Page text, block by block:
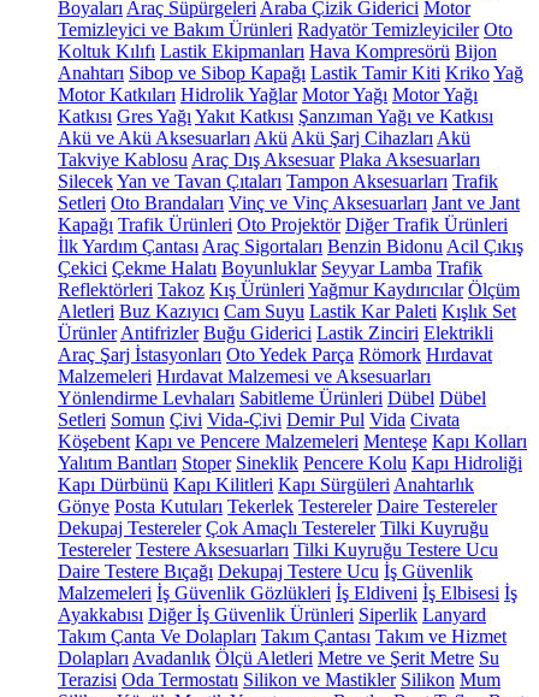
Boyaları Araç Süpürgeleri Araba Çizik Giderici Motor
Temizleyici ve Bakım Ürünleri Radyatör Temizleyiciler Oto
Koltuk Kılıfı Lastik Ekipmanları Hava Kompresörü Bijon
Anahtarı Sibop ve Sibop Kapağı Lastik Tamir Kiti KrikoYağ
Motor Katkıları Hidrolik Yağlar Motor Yağı Motor Yağı
Katkısı Gres Yağı Yakıt Katkısı Şanzıman Yağı ve Katkısı
Akü ve Akü Aksesuarları Akü Akü Şarj Cihazları Akü
Takviye Kablosu Araç Dış Aksesuar Plaka Aksesuarları
SilecekYan ve Tavan Çıtaları Tampon Aksesuarları Trafik
Setleri Oto Brandaları Vinç ve Vinç Aksesuarları Jant ve Jant
Kapağı Trafik Ürünleri Oto Projektör Diğer Trafik Ürünleri
İlk Yardım Çantası Araç Sigortaları Benzin Bidonu Acil Çıkış
Çekici Çekme Halatı Boyunluklar Seyyar Lamba Trafik
Reflektörleri Takoz Kış Ürünleri Yağmur Kaydırıcılar Ölçüm
Aletleri Buz Kazıyıcı Cam Suyu Lastik Kar Paleti Kışlık Set
Ürünler Antifrizler Buğu Giderici Lastik Zinciri Elektrikli
Araç Şarj İstasyonları Oto Yedek Parça Römork Hırdavat
Malzemeleri Hırdavat Malzemesi ve Aksesuarları
Yönlendirme Levhaları Sabitleme Ürünleri Dübel Dübel
Setleri Somun Çivi Vida-Çivi Demir Pul Vida Civata
Köşebent Kapı ve Pencere Malzemeleri Menteşe Kapı Kolları
Yalıtım Bantları Stoper Sineklik Pencere Kolu Kapı Hidroliği
Kapı Dürbünü Kapı Kilitleri Kapı Sürgüleri Anahtarlık
Gönye Posta Kutuları Tekerlek Testereler Daire Testereler
Dekupaj Testereler Çok Amaçlı Testereler Tilki Kuyruğu
Testereler Testere Aksesuarları Tilki Kuyruğu Testere Ucu
Daire Testere Bıçağı Dekupaj Testere Ucu İş Güvenlik
Malzemeleri İş Güvenlik Gözlükleri İş Eldiveni İş Elbisesi İş
Ayakkabısı Diğer İş Güvenlik Ürünleri Siperlik Lanyard
Takım Çanta Ve Dolapları Takım Çantası Takım ve Hizmet
Dolapları Avadanlık Ölçü Aletleri Metre ve Şerit Metre Su
Terazisi Oda Termostatı Silikon ve Mastikler Silikon Mum